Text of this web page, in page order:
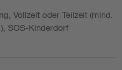
Vollzeit oder Teilzeit (mind.
SOS-Kinderdorf